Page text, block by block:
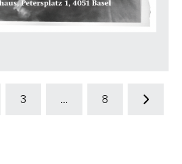
3 ... 8